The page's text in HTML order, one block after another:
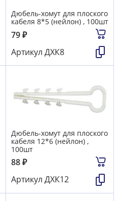
Дюбель-хомут для плоского
кабеля 8*5 (нейлон) , 100шт
79₽
Артикул ДХК8
Дюбель-хомут для плоского
кабеля 12*6 (нейлон) ,
100шт
88₽
Артикул ДХК12